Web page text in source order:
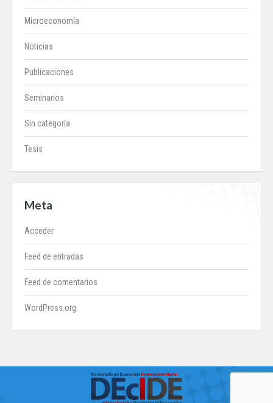
Microeconomía
Noticias
Publicaciones
Seminarios
Sin categoría
Tesis
Meta
Acceder
Feed de entradas
Feed de comentarios
WordPress.org